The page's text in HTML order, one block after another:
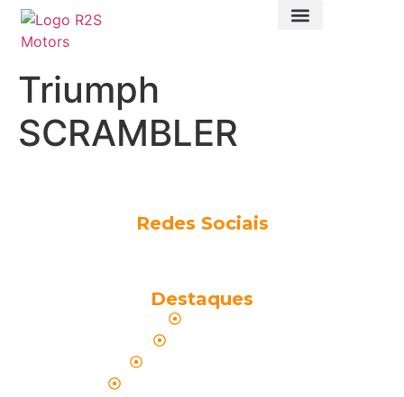
Triumph
SCRAMBLER
Redes Sociais
Destaques